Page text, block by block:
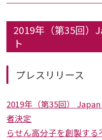
平成
2019年（第35回）
ト
プレスリリース
2019年（第35回）
者決定
らせん高分子を創製す